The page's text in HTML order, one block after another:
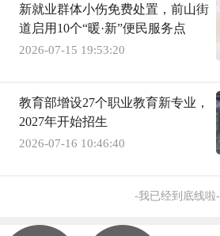
新就业群体小伤免费处置，前山街
道启用10个“暖·新”便民服务点
2026-07-15 19:53:20
教育部增设27个职业教育新专业，
2027年开始招生
2026-07-16 10:46:40
-我已经到底线啦-